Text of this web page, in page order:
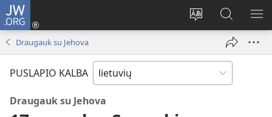
JW.ORG
Pakeisti
svetainės
Prisijungti
(atsiveria Paieška
svetainėje
JW.ORG
Draugauk su Jehova
PUSLAPIO KALBA
Draugauk su Jehova